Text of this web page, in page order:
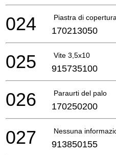
Piastra di
024 170213050
Vite 3,5x10
025 915735100
Paraurti del palo
026 170250200
Nessuna
027 913850155